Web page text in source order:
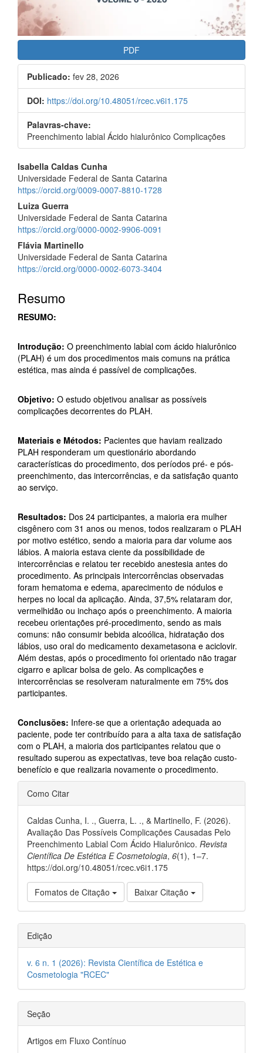
PDF
Publicado: fev 28, 2026
DOI: https://doi.org/10.48051/rcec.v6i1.175
Palavras-chave:
Preenchimento labial Ácido hialurônico Complicações
Conteúdo
do
artigo
principal
Isabella Caldas Cunha
Universidade Federal de Santa Catarina
https://orcid.org/0009-0007-8810-1728
Luiza Guerra
Universidade Federal de Santa Catarina
https://orcid.org/0000-0002-9906-0091
Flávia Martinello
Universidade Federal de Santa Catarina
https://orcid.org/0000-0002-6073-3404
Resumo
RESUMO:
Introdução: O preenchimento labial com ácido hialurônico
(PLAH) é um dos procedimentos mais comuns na prática
estética, mas ainda é passível de complicações.
Objetivo: O estudo objetivou analisar as possíveis
complicações decorrentes do PLAH.
Materiais e Métodos: Pacientes que haviam realizado
PLAH responderam um questionário abordando
características do procedimento, dos períodos pré- e pós-
preenchimento, das intercorrências, e da satisfação quanto
ao serviço.
Resultados: Dos 24 participantes, a maioria era mulher
cisgênero com 31 anos ou menos, todos realizaram o PLAH
por motivo estético, sendo a maioria para dar volume aos
lábios. A maioria estava ciente da possibilidade de
intercorrências e relatou ter recebido anestesia antes do
procedimento. As principais intercorrências observadas
foram hematoma e edema, aparecimento de nódulos e
herpes no local da aplicação. Ainda, 37,5% relataram dor,
vermelhidão ou inchaço após o preenchimento. A maioria
recebeu orientações pré-procedimento, sendo as mais
comuns: não consumir bebida alcoólica, hidratação dos
lábios, uso oral do medicamento dexametasona e aciclovir.
Além destas, após o procedimento foi orientado não tragar
cigarro e aplicar bolsa de gelo. As complicações e
intercorrências se resolveram naturalmente em 75% dos
participantes.
Conclusões: Infere-se que a orientação adequada ao
paciente, pode ter contribuído para a alta taxa de satisfação
com o PLAH, a maioria dos participantes relatou que o
resultado superou as expectativas, teve boa relação custo-
benefício e que realizaria novamente o procedimento.
Detalhes
do
artigo
Como Citar
Caldas Cunha, I. ., Guerra, L. ., & Martinello, F. (2026).
Avaliação Das Possíveis Complicações Causadas Pelo
Preenchimento Labial Com Ácido Hialurônico. Revista
Científica De Estética E Cosmetologia, 6(1), 1–7.
https://doi.org/10.48051/rcec.v6i1.175
Fomatos de Citação Baixar Citação
Edição
v. 6 n. 1 (2026): Revista Científica de Estética e
Cosmetologia "RCEC"
Seção
Artigos em Fluxo Contínuo